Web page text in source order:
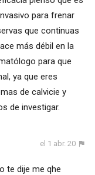
para frenar
que continuas
más débil en la
para que
ya que eres
de calvicie y
de investigar.
el 1 abr. 20
te dije me qhe